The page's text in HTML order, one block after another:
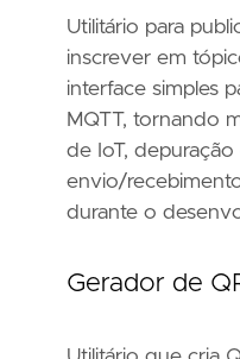
Utilitário para
inscrever em
interface simples
MQTT, tornando
de IoT,
envio/
durante o
Gerador de